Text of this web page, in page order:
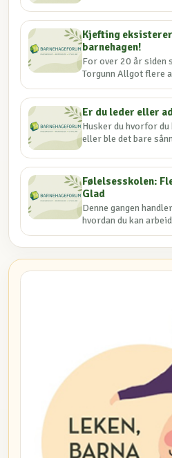
Kjefting
barnehagen!
For over 20 år siden
Torgunn Allgot flere
Er du leder eller
Husker du hvorfor du
eller ble det bare
Følelsesskolen:
Glad
Denne gangen
hvordan du kan